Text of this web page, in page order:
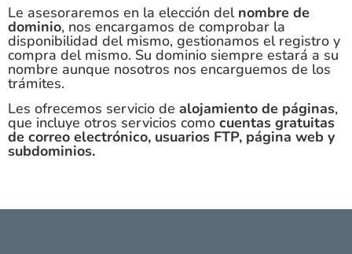
Le asesoraremos en la elección del nombre de
dominio, nos encargamos de comprobar la
disponibilidad del mismo, gestionamos el registro y
compra del mismo. Su dominio siempre estará a su
nombre aunque nosotros nos encarguemos de los
trámites.
Les ofrecemos servicio de alojamiento de páginas,
que incluye otros servicios como cuentas gratuitas
de correo electrónico, usuarios FTP, página web y
subdominios.